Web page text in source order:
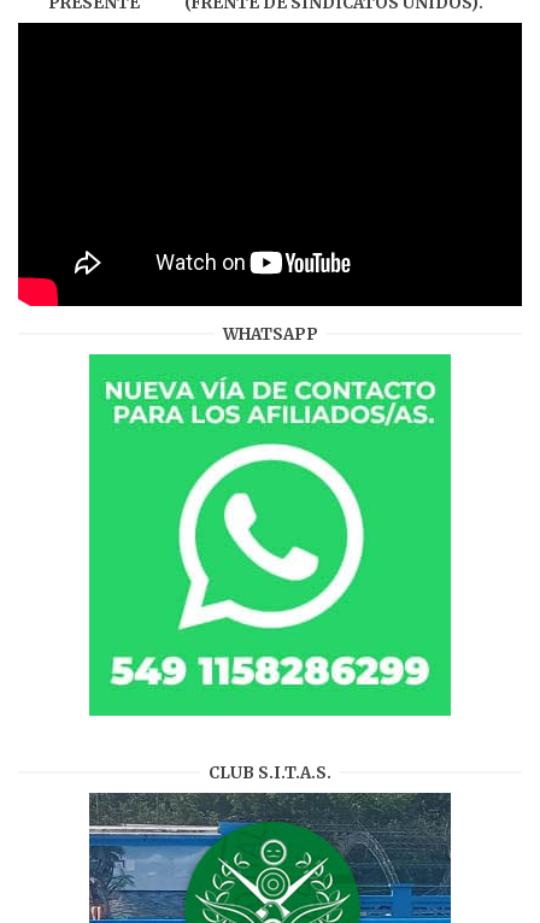
WHATSAPP
CLUB S.I.T.A.S.